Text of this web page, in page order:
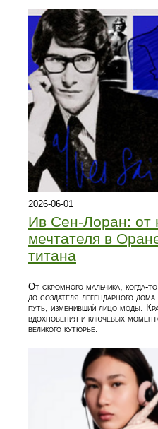
2026-06-01
Ив Сен-Лоран: от
мечтателя в
титана
От скромного мальчика,
до создателя легендарного
путь, изменивший лицо моды.
вдохновения и ключевых
великого кутюрье.